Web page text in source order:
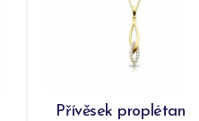
Přívěsek proplétaný